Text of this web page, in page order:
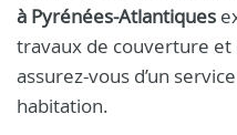
à Pyrénées-Atlantiques
travaux de couverture
assurez-vous d’un
habitation.